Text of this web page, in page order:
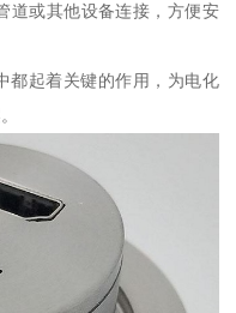
道或其他设备连接，方便安
都起着关键的作用，为电化